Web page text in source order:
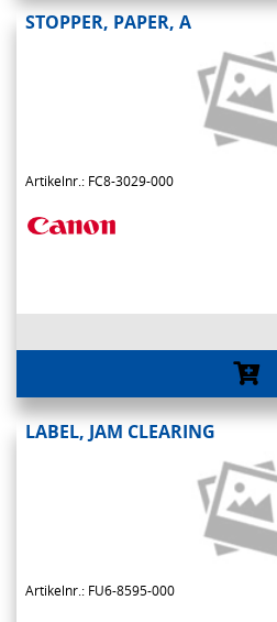
STOPPER, PAPER, A
Artikelnr.: FC8-3029-000
LABEL, JAM CLEARING
Artikelnr.: FU6-8595-000